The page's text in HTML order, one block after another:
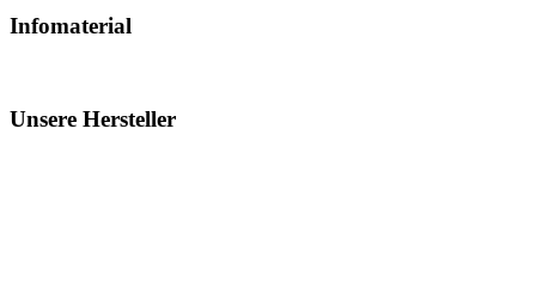
Infomaterial
Unsere Hersteller